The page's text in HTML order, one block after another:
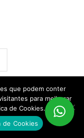
que podem conter
para melhorar
de Cookies.
de Cookies